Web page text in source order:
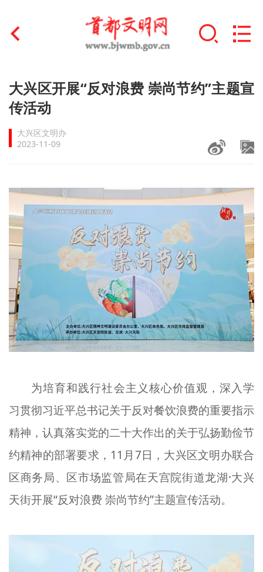
首页
文明创建
文明实践
未成年人思想道德建设
榜样人物
+
身边好人
文明评论
北京宣传文化引导基金
宣传思想文化人才
资料库
+
大兴区开展“反对浪费 崇尚节约”主题宣
传活动
大兴区文明办
2023-11-09
为培育和践行社会主义核心价值观，深入学
习贯彻习近平总书记关于反对餐饮浪费的重要指示
精神，认真落实党的二十大作出的关于弘扬勤俭节
约精神的部署要求，11月7日，大兴区文明办联合
区商务局、区市场监管局在天宫院街道龙湖·大兴
天街开展“反对浪费 崇尚节约”主题宣传活动。